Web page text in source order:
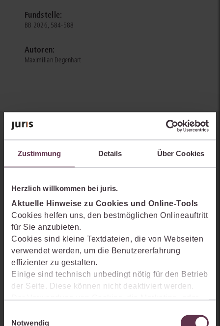
Zustimmung Details Über Cookies
Herzlich willkommen bei juris.
Aktuelle Hinweise zu Cookies und Online-Tools
Cookies helfen uns, den bestmöglichen Onlineauftritt
für Sie anzubieten.
Cookies sind kleine Textdateien, die von Webseiten
verwendet werden, um die Benutzererfahrung
effizienter zu gestalten.
Einige sind technisch unbedingt nötig für den Betrieb
der Seite. Diese können nicht deaktiviert werden.
Der Verwendung von Cookies, die Marketing- oder
Produkte zu optimieren, können Sie zustimmen,
Notwendig
Fundstelle:
BB 2026, 584-588
Autoren:
Maximilian Degenhart
Sie kennen juris noch nicht?
Erhalten Sie einen Einblick, wie juris das Rechts- und
Praxiswissensmanagement der Zukunft gestaltet, welche
Arbeitsprozesse einfacher und effizienter werden.